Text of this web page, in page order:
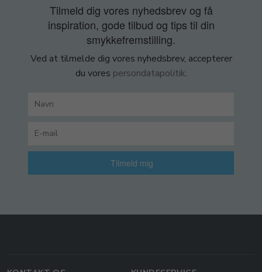
Tilmeld dig vores nyhedsbrev og få
inspiration, gode tilbud og tips til din
smykkefremstilling.
Ved at tilmelde dig vores nyhedsbrev, accepterer
du vores persondatapolitik.
Tilmeld mig